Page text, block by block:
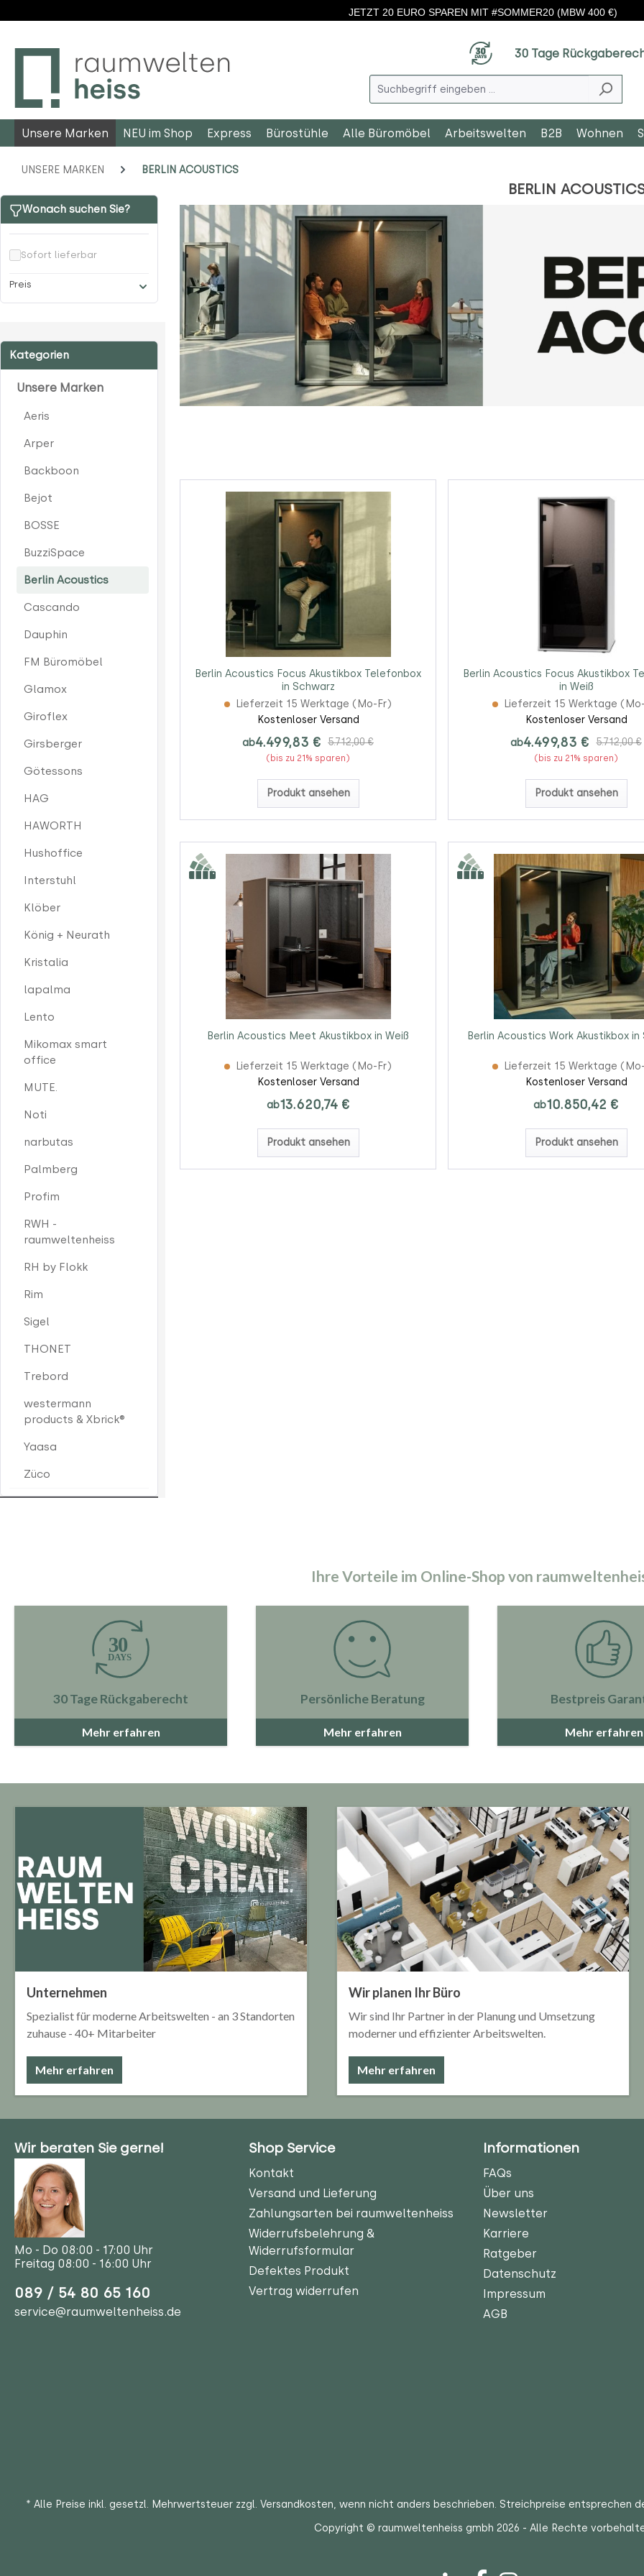
JETZT 20 EURO SPAREN MIT #SOMMER20 (MBW 400 €)
30 Tage
Unsere Marken NEU im Shop Express Bürostühle Alle Büromöbel Arbeitswelten B2B Wohnen
UNSERE MARKEN BERLIN ACOUSTICS
Wonach suchen Sie?
Sofort lieferbar
Preis
Kategorien
Unsere Marken
Aeris
Arper
Backboon
Bejot
BOSSE
BuzziSpace
Berlin Acoustics
Cascando
Dauphin
FM Büromöbel
Glamox
Giroflex
Girsberger
Götessons
HAG
HAWORTH
Hushoffice
Interstuhl
Klöber
König + Neurath
Kristalia
lapalma
Lento
Mikomax smart
office
MUTE.
Noti
narbutas
Palmberg
Profim
RWH -
raumweltenheiss
RH by Flokk
Rim
Sigel
THONET
Trebord
westermann
products & Xbrick®
Yaasa
Züco
BERLIN
Berlin Acoustics Focus Akustikbox Telefonbox
in Schwarz
Lieferzeit 15 Werktage (Mo-Fr)
Kostenloser Versand
ab4.499,83 € 5.712,00 €
(bis zu 21% sparen)
Produkt ansehen
Berlin Acoustics Focus Akustikbox
in Weiß
Lieferzeit 15 Werktage
Kostenloser Versand
ab4.499,83 € 5.712,00 €
(bis zu 21% sparen)
Produkt ansehen
Berlin Acoustics Meet Akustikbox in Weiß
Lieferzeit 15 Werktage (Mo-Fr)
Kostenloser Versand
ab13.620,74 €
Produkt ansehen
Berlin Acoustics Work Akustikbox in
Lieferzeit 15 Werktage
Kostenloser Versand
ab10.850,42 €
Produkt ansehen
Ihre Vorteile im Online-Shop von
30 Tage Rückgaberecht
Mehr erfahren
Persönliche Beratung
Mehr erfahren
Bestpreis
Mehr erfahren
Unternehmen
Spezialist für moderne Arbeitswelten - an 3 Standorten
zuhause - 40+ Mitarbeiter
Mehr erfahren
Wir planen Ihr Büro
Wir sind Ihr Partner in der Planung und Umsetzung
moderner und effizienter Arbeitswelten.
Mehr erfahren
Wir beraten Sie gerne!
Mo - Do 08:00 - 17:00 Uhr
Freitag 08:00 - 16:00 Uhr
089 / 54 80 65 160
service@raumweltenheiss.de
Shop Service
Kontakt
Versand und Lieferung
Zahlungsarten bei raumweltenheiss
Widerrufsbelehrung &
Widerrufsformular
Defektes Produkt
Vertrag widerrufen
Informationen
FAQs
Über uns
Newsletter
Karriere
Ratgeber
Datenschutz
Impressum
AGB
* Alle Preise inkl. gesetzl. Mehrwertsteuer zzgl. Versandkosten, wenn nicht anders beschrieben. Streichpreise entsprechen
Copyright © raumweltenheiss gmbh 2026 - Alle Rechte